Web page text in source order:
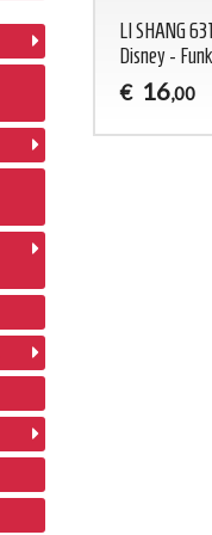
LI SHANG
Disney -
€ 16,00